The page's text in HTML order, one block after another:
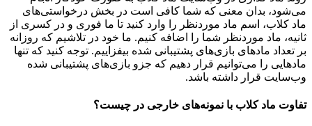
می‌شود، بدان معنی که شما کافی است در بخش درخواستی‌های
ماد کلاب، اسم ماد موردنظر را وارد کنید تا ما فوری و در کسری از
ثانیه، ماد موردنظر شما را اضافه کنیم. ما خود در تلاشیم که روزانه
بر تعداد مادهای بازی‌های پشتیبانی شده بیفزاییم. توجه کنید که تنها
مادهایی را می‌توانیم قرار دهیم که جزو بازی‌های پشتیبانی شده
وب‌سایت قرار داشته باشد.
تفاوت ماد کلاب با نمونه‌های خارجی در چیست؟